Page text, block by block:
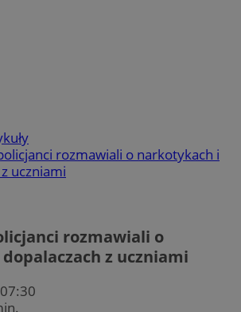
rozmawiali o narkotykach i
uczniami
rozmawiali o
z uczniami